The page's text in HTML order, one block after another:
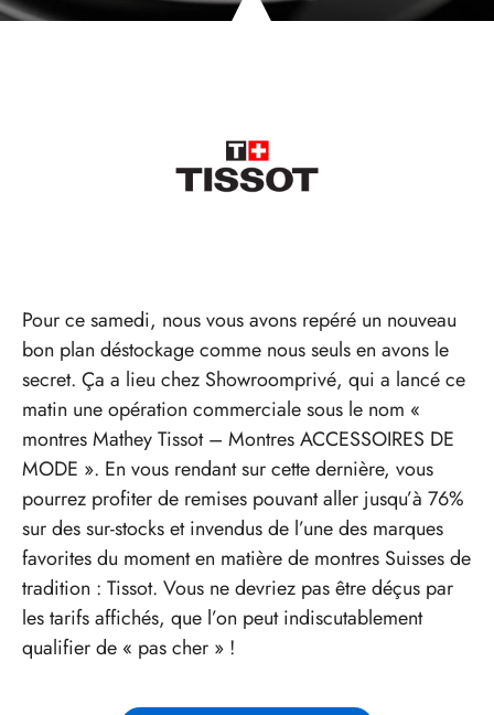
Pour ce samedi, nous vous avons repéré un nouveau
bon plan déstockage comme nous seuls en avons le
secret. Ça a lieu chez Showroomprivé, qui a lancé ce
matin une opération commerciale sous le nom «
montres Mathey Tissot – Montres ACCESSOIRES DE
MODE ». En vous rendant sur cette dernière, vous
pourrez profiter de remises pouvant aller jusqu’à 76%
sur des sur-stocks et invendus de l’une des marques
favorites du moment en matière de montres Suisses de
tradition : Tissot. Vous ne devriez pas être déçus par
les tarifs affichés, que l’on peut indiscutablement
qualifier de « pas cher » !